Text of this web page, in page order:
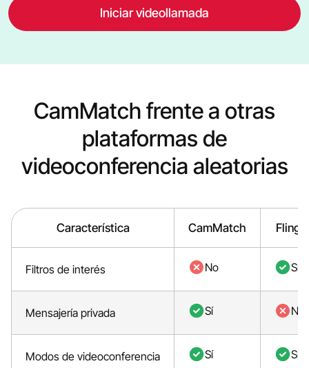
Iniciar videollamada
CamMatch frente a otras
plataformas de
videoconferencia aleatorias
Característica CamMatch
Filtros de interés No Sí
Mensajería privada Sí No
Modos de videoconferencia Sí Sí